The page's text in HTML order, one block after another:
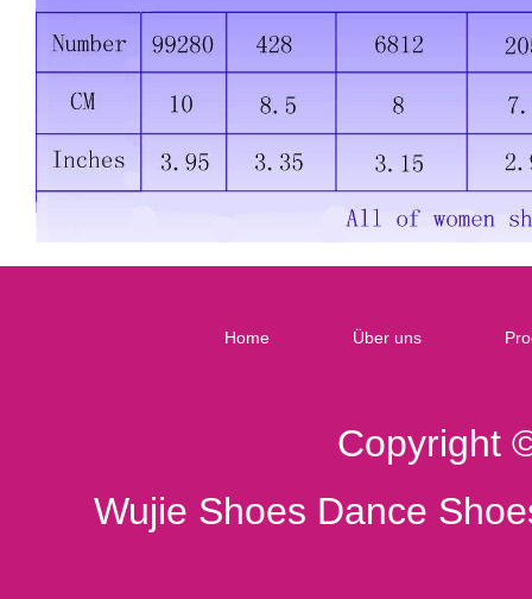
Home Über uns
Copyright
Wujie Shoes Dance